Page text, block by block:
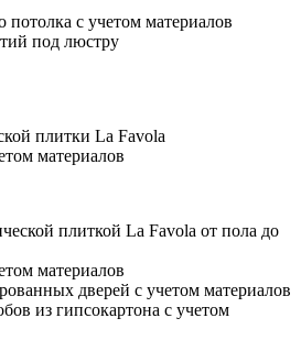
с учетом материалов
под люстру
плитки La Favola
материалов
плиткой La Favola от пола до
материалов
дверей с учетом материалов
из гипсокартона с учетом